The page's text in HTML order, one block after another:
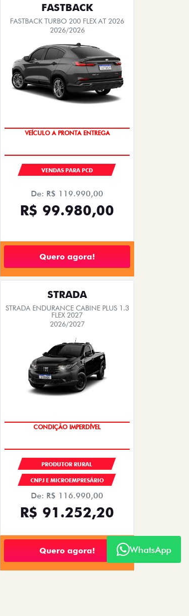
FASTBACK
FASTBACK TURBO 200 FLEX AT 2026
2026/2026
VEÍCULO A PRONTA ENTREGA
VENDAS PARA PCD
De: R$ 119.990,00
R$ 99.980,00
Quero agora!
STRADA
STRADA ENDURANCE CABINE PLUS 1.3
FLEX 2027
2026/2027
CONDIÇÃO IMPERDÍVEL
PRODUTOR RURAL
CNPJ E MICROEMPRESÁRIO
De: R$ 116.990,00
R$ 91.252,20
Quero agora! WhatsApp